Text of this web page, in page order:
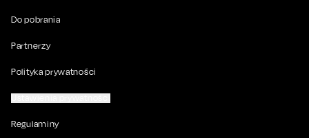
Do pobrania
Partnerzy
Polityka prywatności
Regulaminy